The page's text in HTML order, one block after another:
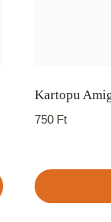
Kartopu
750 Ft